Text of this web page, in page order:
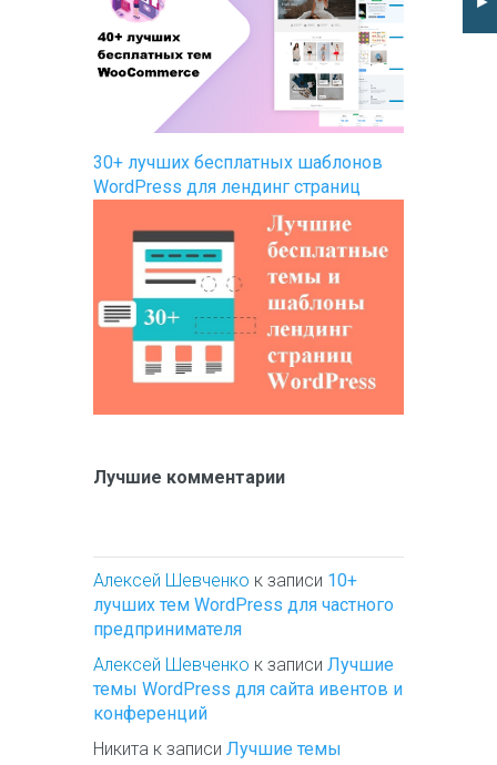
30+ лучших бесплатных шаблонов
WordPress для лендинг страниц
Лучшие комментарии
Алексей Шевченко к записи 10+
лучших тем WordPress для частного
предпринимателя
Алексей Шевченко к записи Лучшие
темы WordPress для сайта ивентов и
конференций
Никита к записи Лучшие темы